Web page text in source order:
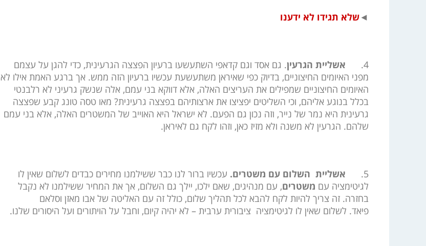
◄שלא תגידו לא ידענו
4. אשליית הגרעין. גם אסד וגם קדאפי השתעשעו ברעיון הפצצה הגרעינית, כדי להגן על עצמם
מפני האיומים החיצוניים, בדיוק כפי שאיראן משתעשעת עכשיו ברעיון הזה ממש. אך ברגע האמת אילו לא
האיומים החיצוניים שמפילים את העריצים האלה, אלא דווקא בני עמם, אלה שנשק גרעיני לא רלבנטי
בכלל בנוגע אליהם, וכי השליטים יפציצו את ארצותיהם בפצצה גרעינית? מאו טסה טונג קבע שפצצה
גרעינית היא נמר של נייר, וזה נכון גם הפעם. לא ישראל היא האוייב של המשטרים האלה, אלא בני עמם
שלהם. הגרעין לא משנה ולא מזיז כאן, וזהו לקח גם לאיראן.
5. אשליית השלום עם משטרים. עכשיו ברור לנו כבר ששילמנו מחירים כבדים לשלום שאין לו
לגיטימציה עם משטרים, עם מנהיגים, שאם ילכו, יילך גם השלום, אך את המחיר ששילמנו לא נקבל
בחזרה. זה צריך להיות לקח להבא לכל תהליך שלום, כולל זה עם האליטה של אבו מאזן וסלאם
פיאד. לשלום שאין לו לגיטימציה ציבורית ערבית – לא יהיה קיום, וחבל על הויתורים ועל היסורים שלנו.